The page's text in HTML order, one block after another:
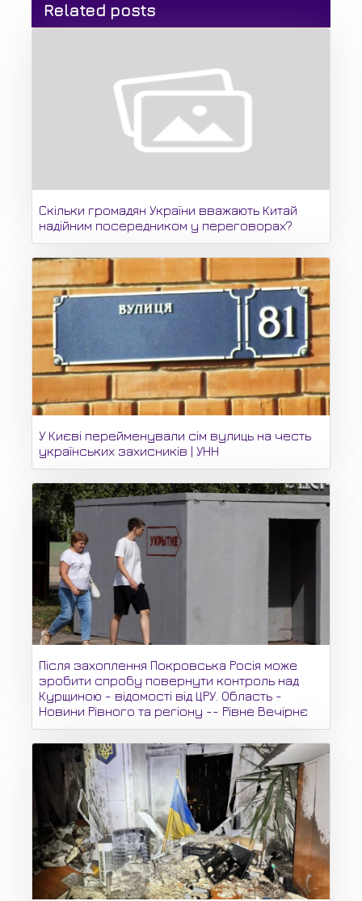
Related posts
Скільки громадян України вважають Китай
надійним посередником у переговорах?
У Києві перейменували сім вулиць на честь
українських захисників | УНН
Після захоплення Покровська Росія може
зробити спробу повернути контроль над
Курщиною - відомості від ЦРУ. Область -
Новини Рівного та регіону -- Рівне Вечірнє